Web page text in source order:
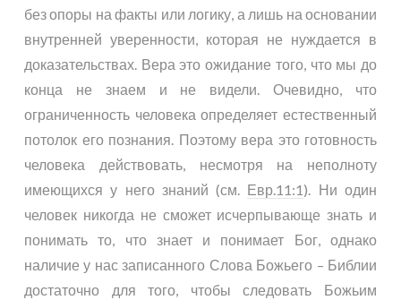
без опоры на факты или логику, а лишь на основании
внутренней уверенности, которая не нуждается в
доказательствах. Вера это ожидание того, что мы до
конца не знаем и не видели. Очевидно, что
ограниченность человека определяет естественный
потолок его познания. Поэтому вера это готовность
человека действовать, несмотря на неполноту
имеющихся у него знаний (см. Евр.11:1 ). Ни один
человек никогда не сможет исчерпывающе знать и
понимать то, что знает и понимает Бог, однако
наличие у нас записанного Слова Божьего – Библии
достаточно для того, чтобы следовать Божьим